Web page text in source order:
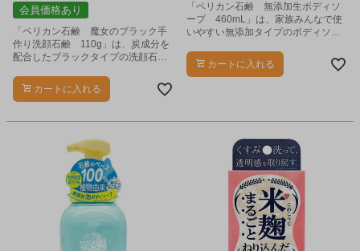
会員価格あり
「ペリカン石鹸 魔女のブラック手
作り洗顔石鹸 110g」は、炭成分を
配合したブラックタイプの洗顔石鹸
カートに入れる
「ペリカン石鹸 無添加生ボディソ
ープ 460mL」は、家族みんなで使
いやすい無添加タイプのボディソー
カートに入れる